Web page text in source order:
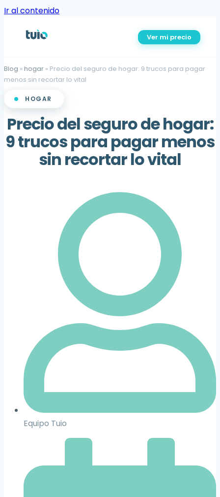
Ir al contenido
Ver mi precio
Blog » hogar » Precio del seguro de hogar: 9 trucos para pagar
menos sin recortar lo vital
HOGAR
Precio del seguro de hogar:
9 trucos para pagar menos
sin recortar lo vital
Equipo Tuio